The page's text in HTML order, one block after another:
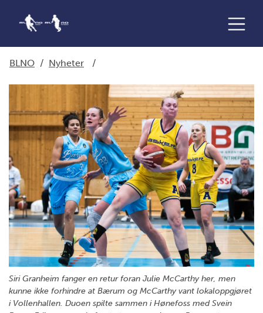
BLNO / Nyheter /
Siri Granheim fanger en retur foran Julie McCarthy her, men
kunne ikke forhindre at Bærum og McCarthy vant lokaloppgjøret
i Vollenhallen. Duoen spilte sammen i Hønefoss med Svein